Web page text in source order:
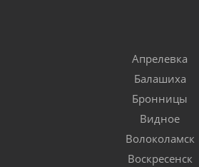
Апрелевка
Балашиха
Бронницы
Видное
Волоколамск
Воскресенск